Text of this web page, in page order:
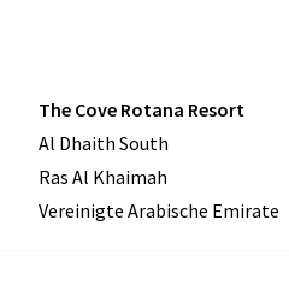
The Cove Rotana Resort
Al Dhaith South
Ras Al Khaimah
Vereinigte Arabische Emirate